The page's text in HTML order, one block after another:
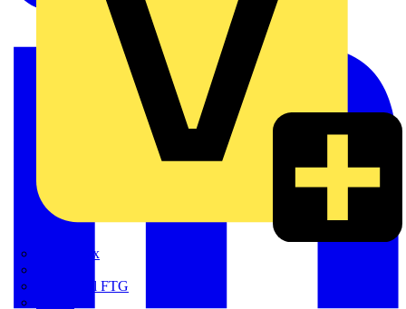
Adaptaflex
Amphenol FTG